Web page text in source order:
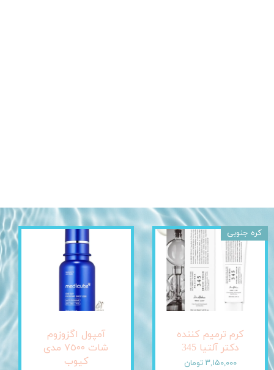
کرم ترمیم کننده
دکتر آلتیا 345
۳,۱۵۰,۰۰۰ تومان
کره جنوبی
آمپول اگزوزوم
شات ٧٥٠٠ مدی
کیوب